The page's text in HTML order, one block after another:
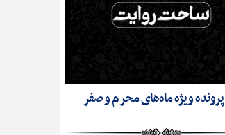
پرونده ویژه ماه‌های محرم و صفر